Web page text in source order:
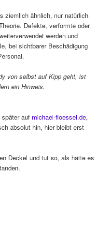
ziemlich ähnlich, nur natürlich
Defekte, verformte oder
werden und
bei sichtbarer Beschädigung
von selbst auf Kipp geht, ist
ein Hinweis.
auf michael-floessel.de,
absolut hin, hier bleibt erst
Deckel und tut so, als hätte es